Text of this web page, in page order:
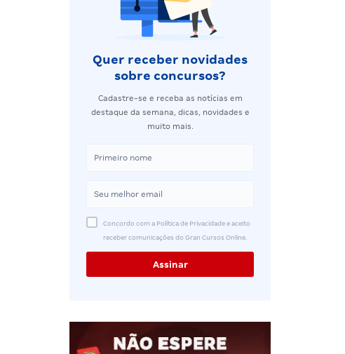
Quer receber novidades
sobre concursos?
Cadastre-se e receba as notícias em
destaque da semana, dicas, novidades e
muito mais.
Concordo com a Política de Privacidade e aceito
receber comunicações do Gran Cursos Online.